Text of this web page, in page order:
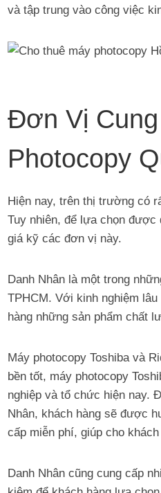
và tập trung vào công việc
Đơn Vị
Photocopy
Hiện nay, trên thị trường có
Tuy nhiên, để lựa chọn được
giá kỹ các đơn vị này.
Danh Nhân là một trong
TPHCM. Với kinh nghiệm
hàng những sản phẩm chất
Máy photocopy Toshiba và
bền tốt, máy photocopy
nghiệp và tổ chức hiện nay.
Nhân, khách hàng sẽ được
cấp miễn phí, giúp cho
Danh Nhân cũng cung cấp